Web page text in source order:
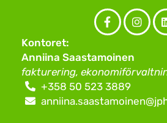
Facebook
(F)
Kontoret:
Anniina Saastamoinen
fakturering,
+358 50 523 3889